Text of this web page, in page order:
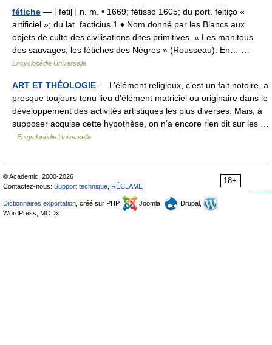
fétiche — [ fetiʃ ] n. m. • 1669; fétisso 1605; du port. feitiço «
artificiel »; du lat. facticius 1 ♦ Nom donné par les Blancs aux
objets de culte des civilisations dites primitives. « Les manitous
des sauvages, les fétiches des Nègres » (Rousseau). En… …
Encyclopédie Universelle
ART ET THÉOLOGIE — L’élément religieux, c’est un fait notoire, a
presque toujours tenu lieu d’élément matriciel ou originaire dans le
développement des activités artistiques les plus diverses. Mais, à
supposer acquise cette hypothèse, on n’a encore rien dit sur les …
Encyclopédie Universelle
18+
© Academic, 2000-2026
Contactez-nous: Support technique RÉCLAME
Dictionnaires exportation , créé sur PHP, Joomla,
Drupal,
WordPress, MODx.